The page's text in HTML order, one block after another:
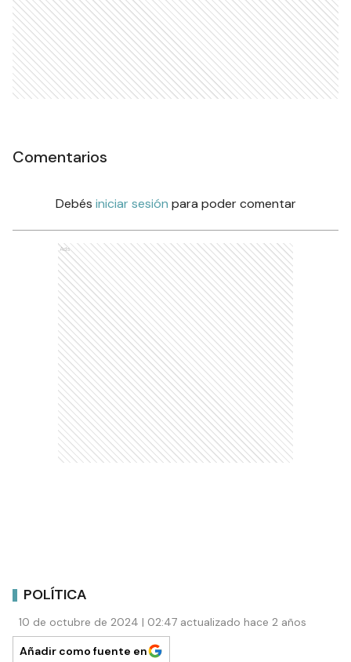
Comentarios
Debés iniciar sesión para poder comentar
Ads
POLÍTICA
10 de octubre de 2024 | 02:47 actualizado hace 2 años
Añadir como fuente en